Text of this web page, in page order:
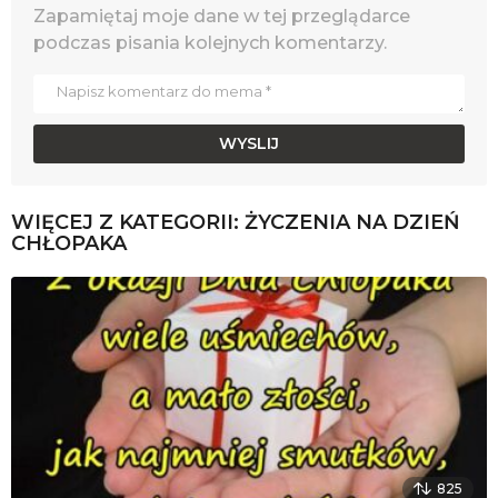
Zapamiętaj moje dane w tej przeglądarce
podczas pisania kolejnych komentarzy.
WIĘCEJ Z KATEGORII: ŻYCZENIA NA DZIEŃ
CHŁOPAKA
825